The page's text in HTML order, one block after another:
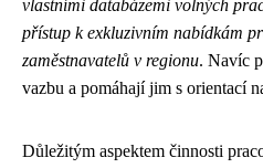
vlastními databázemi volných
přístup k exkluzivním nabídkám
zaměstnavatelů v regionu. Navíc
vazbu a pomáhají jim s orientací
Důležitým aspektem činnosti